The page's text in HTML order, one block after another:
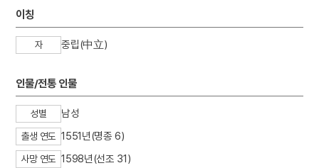
1 소양인
2
세종
4 금성대군
5 김자점
6 사무량심
7 판소리계 소설
이칭
자 중립(中立)
인물/전통 인물
성별 남성
출생 연도 1551년(명종 6)
사망 연도 1598년(선조 31)